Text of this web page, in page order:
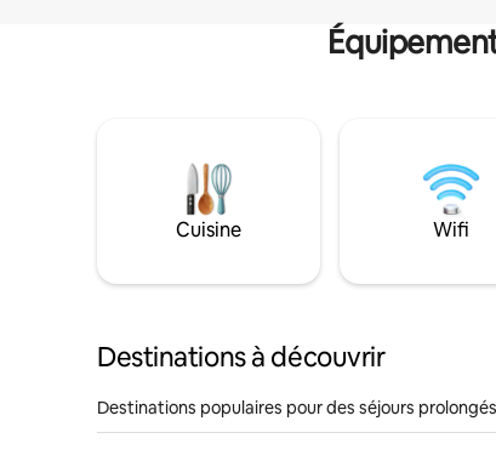
Cuisine Wifi
Destinations à découvrir
Destinations populaires pour des séjours prolongés